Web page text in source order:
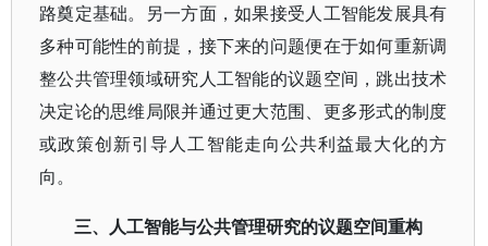
路奠定基础。另一方面，如果接受人工智能发展具有
多种可能性的前提，接下来的问题便在于如何重新调
整公共管理领域研究人工智能的议题空间，跳出技术
决定论的思维局限并通过更大范围、更多形式的制度
或政策创新引导人工智能走向公共利益最大化的方
向。
三、人工智能与公共管理研究的议题空间重构